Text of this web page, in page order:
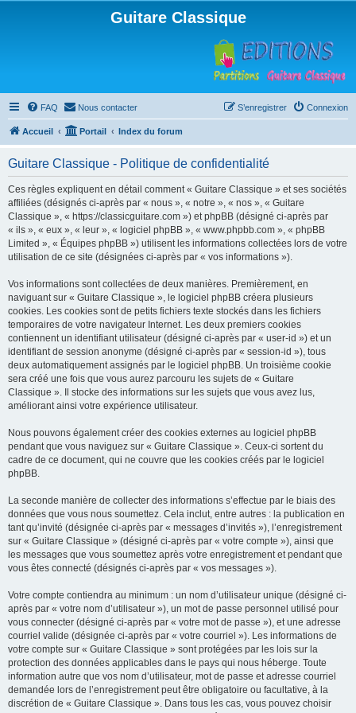
Guitare Classique
FAQ Nous contacter Connexion
S’enregistrer
Accueil Portail Index du forum
Guitare Classique - Politique de confidentialité
Ces règles expliquent en détail comment « Guitare Classique » et ses sociétés
affiliées (désignés ci-après par « nous », « notre », « nos », « Guitare
Classique », « https://classicguitare.com ») et phpBB (désigné ci-après par
« ils », « eux », « leur », « logiciel phpBB », « www.phpbb.com », « phpBB
Limited », « Équipes phpBB ») utilisent les informations collectées lors de votre
utilisation de ce site (désignées ci-après par « vos informations »).
Vos informations sont collectées de deux manières. Premièrement, en
naviguant sur « Guitare Classique », le logiciel phpBB créera plusieurs
cookies. Les cookies sont de petits fichiers texte stockés dans les fichiers
temporaires de votre navigateur Internet. Les deux premiers cookies
contiennent un identifiant utilisateur (désigné ci-après par « user-id ») et un
identifiant de session anonyme (désigné ci-après par « session-id »), tous
deux automatiquement assignés par le logiciel phpBB. Un troisième cookie
sera créé une fois que vous aurez parcouru les sujets de « Guitare
Classique ». Il stocke des informations sur les sujets que vous avez lus,
améliorant ainsi votre expérience utilisateur.
Nous pouvons également créer des cookies externes au logiciel phpBB
pendant que vous naviguez sur « Guitare Classique ». Ceux-ci sortent du
cadre de ce document, qui ne couvre que les cookies créés par le logiciel
phpBB.
La seconde manière de collecter des informations s’effectue par le biais des
données que vous nous soumettez. Cela inclut, entre autres : la publication en
tant qu’invité (désignée ci-après par « messages d’invités »), l’enregistrement
sur « Guitare Classique » (désigné ci-après par « votre compte »), ainsi que
les messages que vous soumettez après votre enregistrement et pendant que
vous êtes connecté (désignés ci-après par « vos messages »).
Votre compte contiendra au minimum : un nom d’utilisateur unique (désigné ci-
après par « votre nom d’utilisateur »), un mot de passe personnel utilisé pour
vous connecter (désigné ci-après par « votre mot de passe »), et une adresse
courriel valide (désignée ci-après par « votre courriel »). Les informations de
votre compte sur « Guitare Classique » sont protégées par les lois sur la
protection des données applicables dans le pays qui nous héberge. Toute
information autre que vos nom d’utilisateur, mot de passe et adresse courriel
demandée lors de l’enregistrement peut être obligatoire ou facultative, à la
discrétion de « Guitare Classique ». Dans tous les cas, vous pouvez choisir